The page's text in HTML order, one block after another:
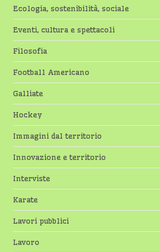
Ecologia, sostenibilità, sociale
Eventi, cultura e spettacoli
Filosofia
Football Americano
Galliate
Hockey
Immagini dal territorio
Innovazione e territorio
Interviste
Karate
Lavori pubblici
Lavoro